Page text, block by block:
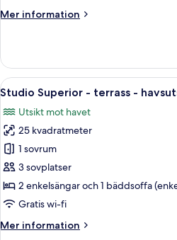
utsikt
Mer information
Mer
Comfort
balkong
utsikt
mot
trädgården
Öppna
alla
foton
för
Studio
Superior
-
terrass
havsutsikt
5
Studio Superior - terrass -
Utsikt mot havet
25 kvadratmeter
1 sovrum
3 sovplatser
2 enkelsängar och 1 bäddsoffa
Gratis wi-fi
Mer information
Mer